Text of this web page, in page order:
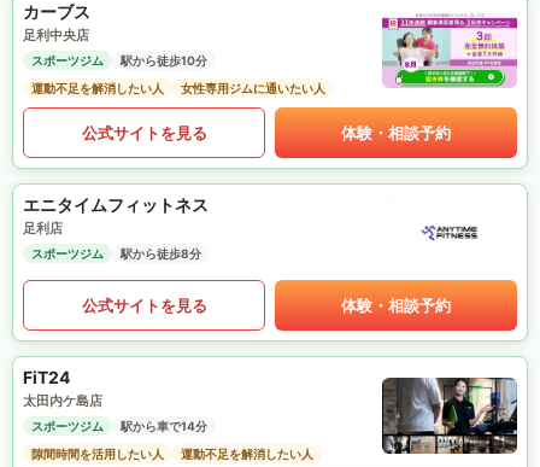
カーブス
足利中央店
スポーツジム
駅から徒歩10分
運動不足を解消したい人
女性専用ジムに通いたい人
公式サイトを見る 体験・相談予約
エニタイムフィットネス
足利店
スポーツジム 駅から徒歩8分
公式サイトを見る 体験・相談予約
FiT24
太田内ケ島店
スポーツジム
駅から車で14分
隙間時間を活用したい人
運動不足を解消したい人